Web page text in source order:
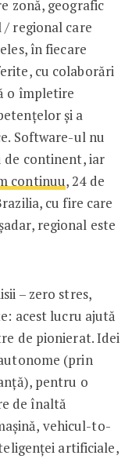
zonă, geografic
regional care
în fiecare
cu colaborări
o împletire
și a
Software-ul nu
de continent, iar
continuu, 24 de
cu fire care
regional este
– zero stres,
acest lucru ajută
de pionierat. Idei
(prin
pentru o
de înaltă
vehicul-to-
artificiale,